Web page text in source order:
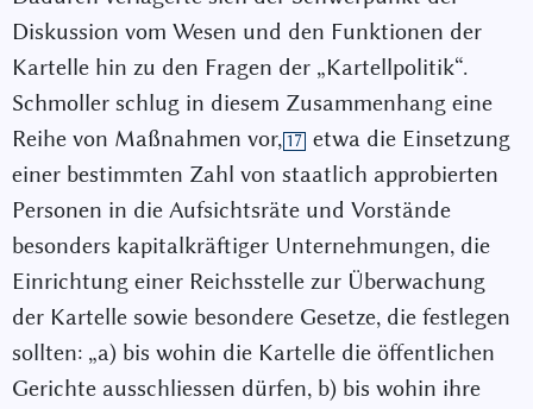
Diskussion vom Wesen und den Funktionen der
Kartelle hin zu den Fragen der „Kartellpolitik“.
Schmoller schlug in diesem Zusammenhang eine
Reihe von Maßnahmen vor, 17 etwa die Einsetzung
einer bestimmten Zahl von staatlich approbierten
Personen in die Aufsichtsräte und Vorstände
besonders kapitalkräftiger Unternehmungen, die
Einrichtung einer Reichsstelle zur Überwachung
der Kartelle sowie besondere Gesetze, die festlegen
sollten: „a) bis wohin die Kartelle die öffentlichen
Gerichte ausschliessen dürfen, b) bis wohin ihre